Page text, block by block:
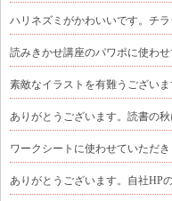
ハリネズミがかわいいです。チラ
読みきかせ講座のパワポに使わ
素敵なイラストを有難うございま
ありがとうございます。読書の秋
ワークシートに使わせていただき
ありがとうございます。自社HP